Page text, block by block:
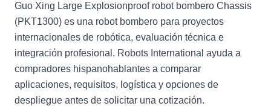
Guo Xing Large Explosionproof robot bombero Chassis
(PKT1300) es una robot bombero para proyectos
internacionales de robótica, evaluación técnica e
integración profesional. Robots International ayuda a
compradores hispanohablantes a comparar
aplicaciones, requisitos, logística y opciones de
despliegue antes de solicitar una cotización.